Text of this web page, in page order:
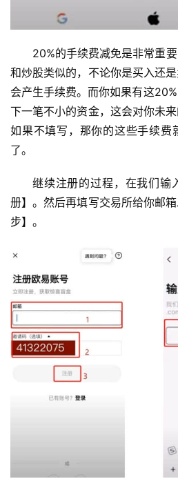
20%的手续费减免是非常重
和炒股类似的，不论你是买入还
会产生手续费。而你如果有这
下一笔不小的资金，这会对你未来
如果不填写，那你的这些手续费
了。
继续注册的过程，在我们输
册】。然后再填写交易所给你邮
步】。